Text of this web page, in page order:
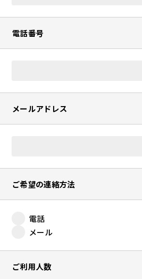
電話番号
メールアドレス
ご希望の連絡方法
電話
メール
ご利用人数